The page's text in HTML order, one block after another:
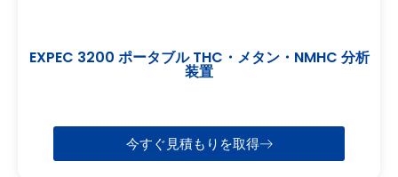
EXPEC 3200 ポータブル THC・メタン・NMHC 分析
装置
今すぐ見積もりを取得